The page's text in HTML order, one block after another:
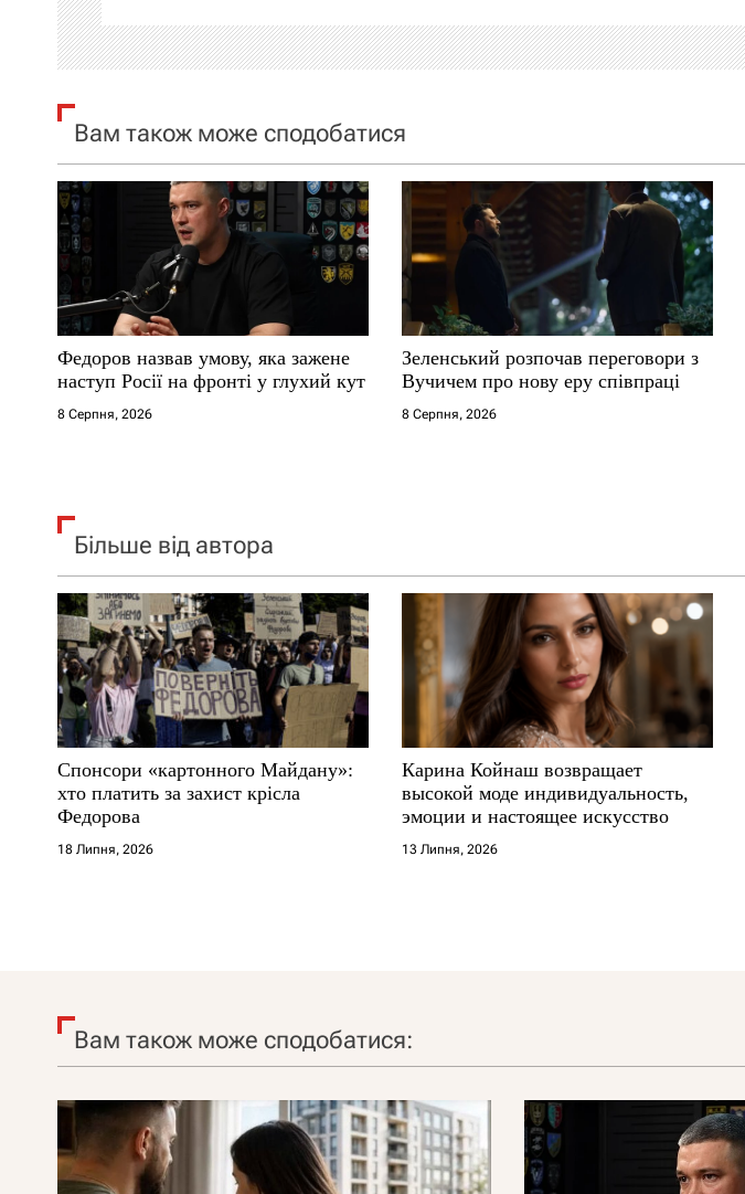
і
я
а
п
с
і
в
Вам також може сподобатися
Федоров назвав умову, яка зажене
наступ Росії на фронті у глухий кут
8 Серпня, 2026
Зеленський розпочав переговори з
Вучичем про нову еру співпраці
8 Серпня, 2026
Більше від автора
Спонсори «картонного Майдану»:
хто платить за захист крісла
Федорова
18 Липня, 2026
Карина Койнаш возвращает
высокой моде индивидуальность,
эмоции и настоящее искусство
13 Липня, 2026
Вам також може сподобатися: